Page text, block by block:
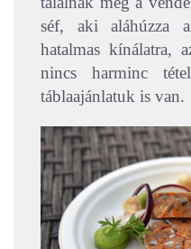
séf, aki aláhúzza
hatalmas kínálatra,
nincs harminc
táblaajánlatuk is van.